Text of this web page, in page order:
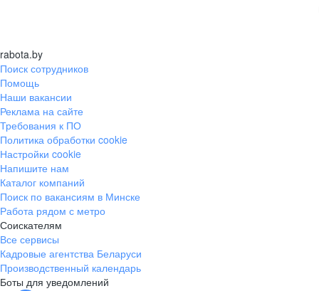
rabota.by
Поиск сотрудников
Помощь
Наши вакансии
Реклама на сайте
Требования к ПО
Политика обработки cookie
Настройки cookie
Напишите нам
Каталог компаний
Поиск по вакансиям в Минске
Работа рядом с метро
Соискателям
Все сервисы
Кадровые агентства Беларуси
Производственный календарь
Боты для уведомлений